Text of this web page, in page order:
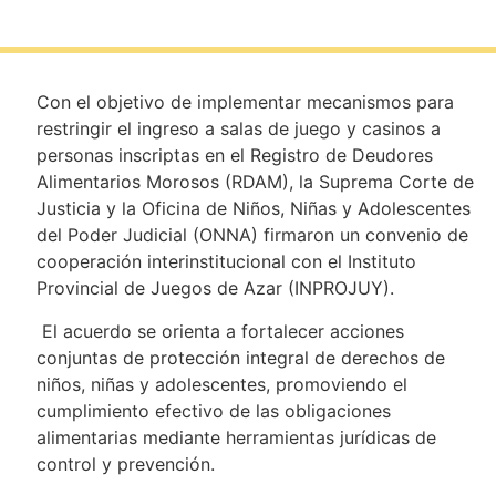
Con el objetivo de implementar mecanismos para
restringir el ingreso a salas de juego y casinos a
personas inscriptas en el Registro de Deudores
Alimentarios Morosos (RDAM), la Suprema Corte de
Justicia y la Oficina de Niños, Niñas y Adolescentes
del Poder Judicial (ONNA) firmaron un convenio de
cooperación interinstitucional con el Instituto
Provincial de Juegos de Azar (INPROJUY).
El acuerdo se orienta a fortalecer acciones
conjuntas de protección integral de derechos de
niños, niñas y adolescentes, promoviendo el
cumplimiento efectivo de las obligaciones
alimentarias mediante herramientas jurídicas de
control y prevención.